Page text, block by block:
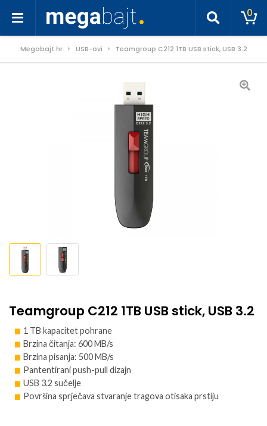
0
Megabajt.hr USB-ovi Teamgroup C212 1TB USB stick, USB 3.2
Teamgroup C212 1TB USB stick, USB 3.2
1 TB kapacitet pohrane
Brzina čitanja: 600 MB/s
Brzina pisanja: 500 MB/s
Pantentirani push-pull dizajn
USB 3.2 sučelje
Površina sprječava stvaranje tragova otisaka prstiju